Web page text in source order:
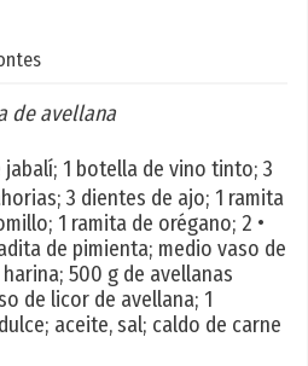
de avellana
1 botella de vino tinto; 3
3 dientes de ajo; 1 ramita
1 ramita de orégano; 2 •
de pimienta; medio vaso de
500 g de avellanas
de licor de avellana; 1
aceite, sal; caldo de carne